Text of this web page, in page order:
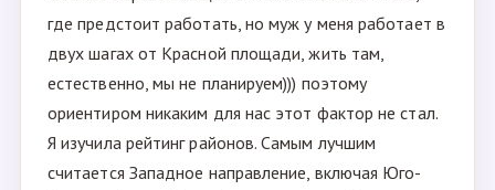
где предстоит работать, но муж у меня работает в
двух шагах от Красной площади, жить там,
естественно, мы не планируем))) поэтому
ориентиром никаким для нас этот фактор не стал.
Я изучила рейтинг районов. Самым лучшим
считается Западное направление, включая Юго-